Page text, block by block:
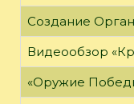
Создание
Видеообзор
«Оружие